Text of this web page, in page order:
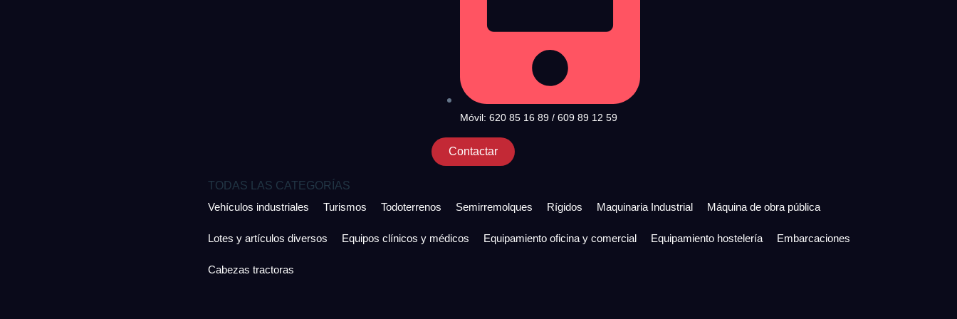
Móvil: 620 85 16 89 / 609 89 12 59
Contactar
TODAS LAS CATEGORÍAS
Vehículos industriales
Turismos Todoterrenos Semirremolques Rígidos Maquinaria Industrial Máquina de obra pública
Lotes y artículos diversos Equipos clínicos y médicos Equipamiento oficina y comercial Equipamiento hostelería Embarcaciones
Cabezas tractoras